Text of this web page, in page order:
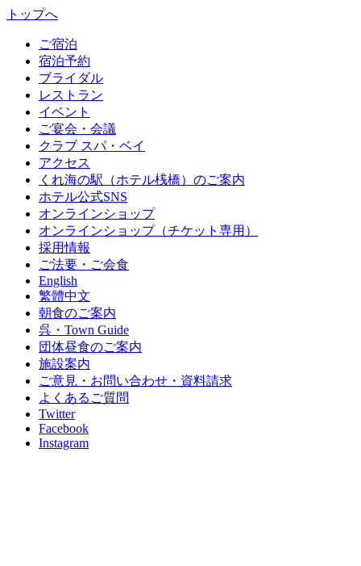
トップへ
ご宿泊
宿泊予約
ブライダル
レストラン
イベント
ご宴会・会議
クラブ スパ・ベイ
アクセス
くれ海の駅（ホテル桟橋）のご案内
ホテル公式SNS
オンラインショップ
オンラインショップ（チケット専用）
採用情報
ご法要・ご会食
English
繁體中文
朝食のご案内
呉・Town Guide
団体昼食のご案内
施設案内
ご意見・お問い合わせ・資料請求
よくあるご質問
Twitter
Facebook
Instagram